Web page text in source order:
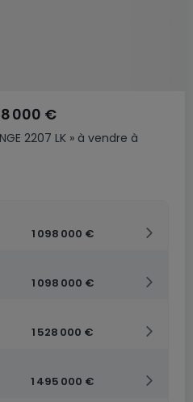
2207 LK » à vendre à
000 €
1 098 000 €
1 098 000 €
1 528 000 €
1 495 000 €